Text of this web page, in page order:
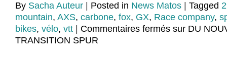
By Sacha Auteur Posted in News Matos Tagged
mountain, AXS, carbone, fox, GX, Race company,
bikes, vélo, vtt Commentaires fermés sur DU
TRANSITION SPUR